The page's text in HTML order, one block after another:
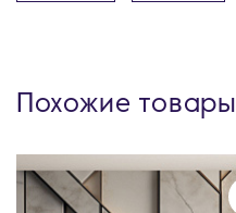
Похожие товары